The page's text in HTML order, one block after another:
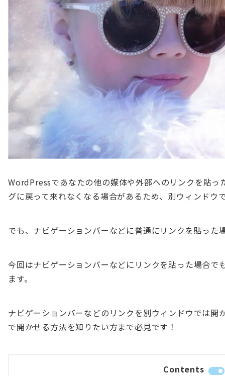
WordPressであなたの他の媒体や外部へのリンクを貼
グに戻って来れなくなる場合があるため、別ウィンドウ
でも、ナビゲーションバーなどに普通にリンクを貼った
今回はナビゲーションバーなどにリンクを貼った場合で
ます。
ナビゲーションバーなどのリンクを別ウィンドウでは
で開かせる方法を知りたい方まで必見です！
Contents